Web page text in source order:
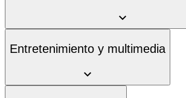
Entretenimiento y multimedia